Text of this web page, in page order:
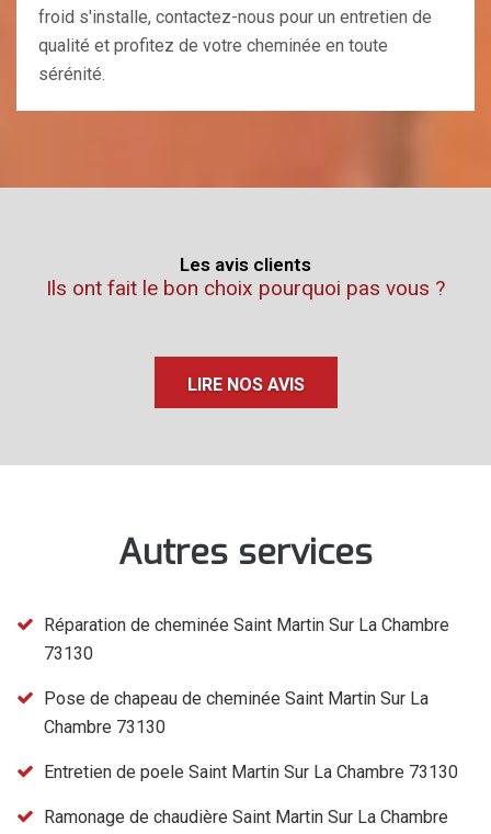
froid s'installe, contactez-nous pour un entretien de
qualité et profitez de votre cheminée en toute
sérénité.
Les avis clients
Ils ont fait le bon choix pourquoi pas vous ?
LIRE NOS AVIS
Autres services
Réparation de cheminée Saint Martin Sur La Chambre
73130
Pose de chapeau de cheminée Saint Martin Sur La
Chambre 73130
Entretien de poele Saint Martin Sur La Chambre 73130
Ramonage de chaudière Saint Martin Sur La Chambre